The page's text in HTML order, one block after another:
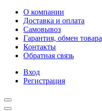
О компании
Доставка и оплата
Самовывоз
Гарантия, обмен товара
Контакты
Обратная связь
Вход
Регистрация